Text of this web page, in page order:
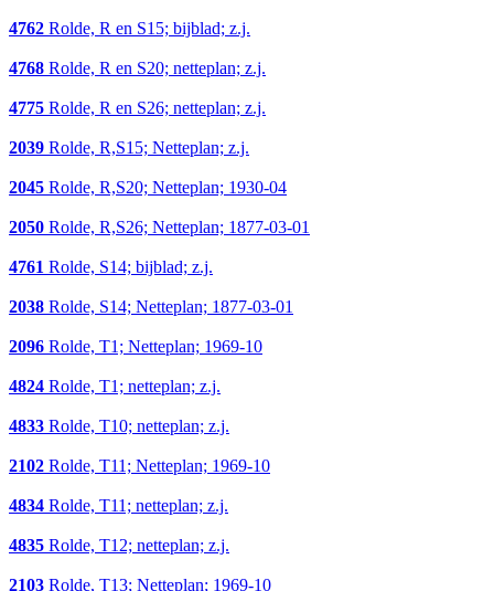
4762 Rolde, R en S15; bijblad; z.j.
4768 Rolde, R en S20; netteplan; z.j.
4775 Rolde, R en S26; netteplan; z.j.
2039 Rolde, R,S15; Netteplan; z.j.
2045 Rolde, R,S20; Netteplan; 1930-04
2050 Rolde, R,S26; Netteplan; 1877-03-01
4761 Rolde, S14; bijblad; z.j.
2038 Rolde, S14; Netteplan; 1877-03-01
2096 Rolde, T1; Netteplan; 1969-10
4824 Rolde, T1; netteplan; z.j.
4833 Rolde, T10; netteplan; z.j.
2102 Rolde, T11; Netteplan; 1969-10
4834 Rolde, T11; netteplan; z.j.
4835 Rolde, T12; netteplan; z.j.
2103 Rolde, T13; Netteplan; 1969-10